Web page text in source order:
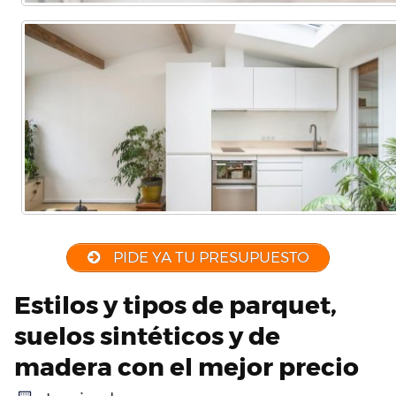
PIDE YA TU PRESUPUESTO
Estilos y tipos de parquet,
suelos sintéticos y de
madera con el mejor precio